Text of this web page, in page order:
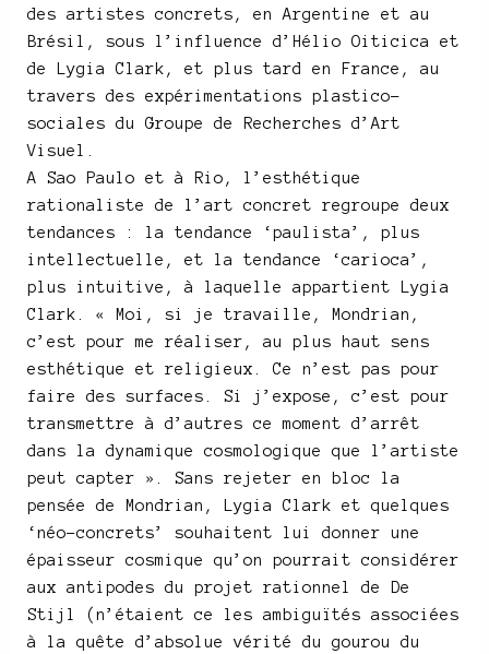
des artistes concrets, en Argentine et au
Brésil, sous l’influence d’Hélio Oiticica et
de Lygia Clark, et plus tard en France, au
travers des expérimentations plastico-
sociales du Groupe de Recherches d’Art
Visuel.
A Sao Paulo et à Rio, l’esthétique
rationaliste de l’art concret regroupe deux
tendances : la tendance ‘paulista’, plus
intellectuelle, et la tendance ‘carioca’,
plus intuitive, à laquelle appartient Lygia
Clark. « Moi, si je travaille, Mondrian,
c’est pour me réaliser, au plus haut sens
esthétique et religieux. Ce n’est pas pour
faire des surfaces. Si j’expose, c’est pour
transmettre à d’autres ce moment d’arrêt
dans la dynamique cosmologique que l’artiste
peut capter ». Sans rejeter en bloc la
pensée de Mondrian, Lygia Clark et quelques
‘néo-concrets’ souhaitent lui donner une
épaisseur cosmique qu’on pourrait considérer
aux antipodes du projet rationnel de De
Stijl (n’étaient ce les ambiguïtés associées
à la quête d’absolue vérité du gourou du